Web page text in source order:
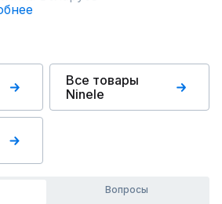
Все товары
Ninele
Вопросы